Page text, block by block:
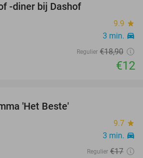
-diner bij Dashof
9.9 star
3 min. directions_car
Regulier €18,90
€12
'Het Beste'
9.7 star
3 min. directions_car
Regulier €17